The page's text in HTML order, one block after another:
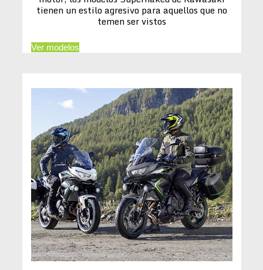
tienen un estilo agresivo para aquellos que no
temen ser vistos
Ver modelos